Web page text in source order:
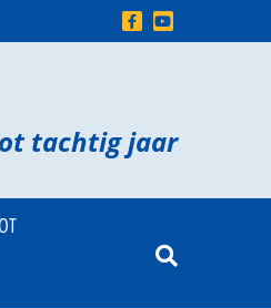
tachtig jaar